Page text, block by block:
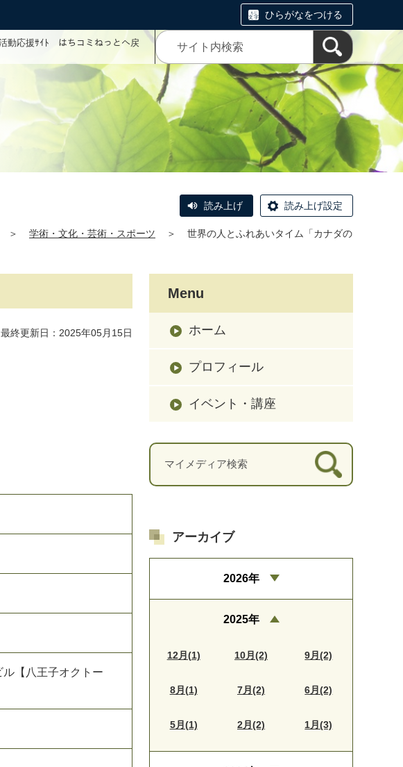
ひらがなをつける
動応援ｻｲﾄ はちコミねっとへ戻
読み上げ 読み上げ設定
＞ 学術・文化・芸術・スポーツ ＞
世界の人とふれあいタイム「カナダの
終更新日：2025年05月15日
【八王子オクトー
Menu
ホーム
プロフィール
イベント・講座
アーカイブ
2026年
2025年
12月(1) 10月(2) 9月(2)
8月(1) 7月(2) 6月(2)
5月(1) 2月(2) 1月(3)